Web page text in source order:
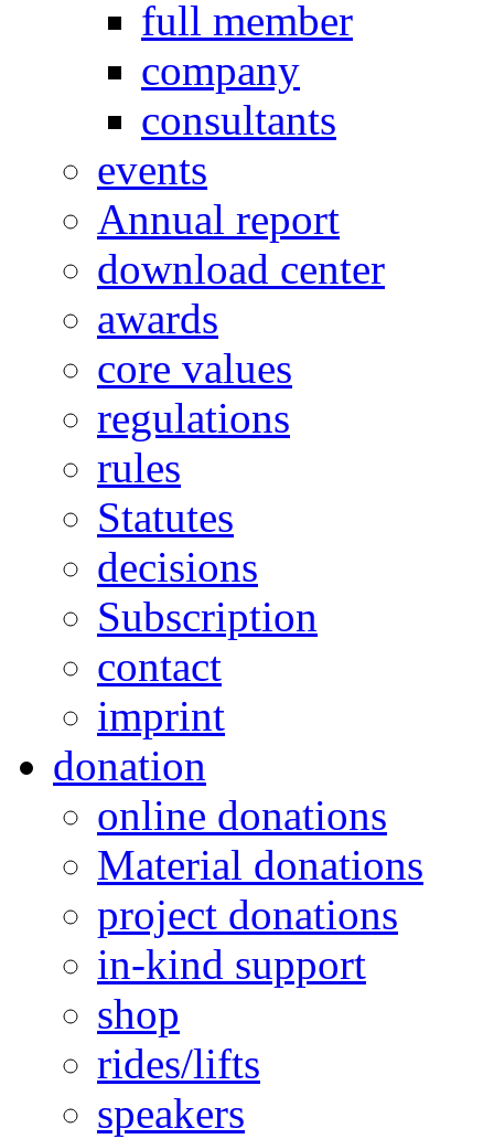
full member
company
consultants
events
Annual report
download center
awards
core values
regulations
rules
Statutes
decisions
Subscription
contact
imprint
donation
online donations
Material donations
project donations
in-kind support
shop
rides/lifts
speakers